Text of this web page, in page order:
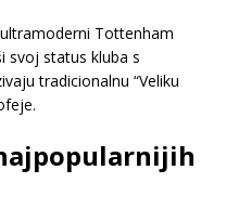
Tottenham
svoj status kluba s
tradicionalnu “Veliku